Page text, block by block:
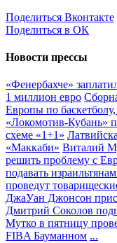
Поделиться Вконтакте
Поделиться в ОК
Новости прессы
«Фенербахче»
1 миллион евро
Европы по
«Локомотив-Кубань»
схеме «1+1»
«Маккаби» Виталий
решить проблему с
подавать
проведут
ДжаУан Джонсон
Дмитрий Соколов
Мутко в пятницу
FIBA Бауманном ...